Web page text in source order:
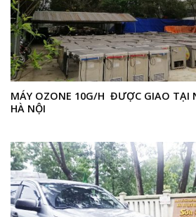
MÁY OZONE 10G/H ĐƯỢC GIAO TẠI
HÀ NỘI